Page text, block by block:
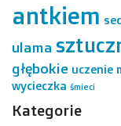
antkiem
ulama
głębokie uczenie
wycieczka śmieci
Kategorie